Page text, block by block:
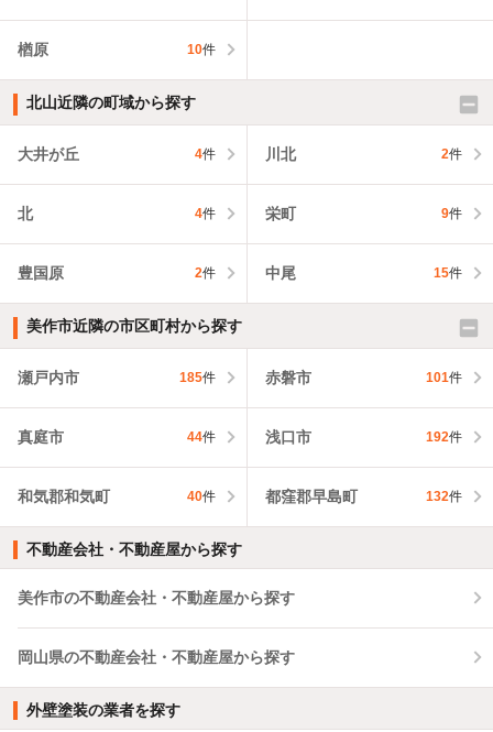
楢原 10件
北山近隣の町域から探す
大井が丘 4件 川北 2件
北 4件 栄町 9件
豊国原 2件 中尾 15件
美作市近隣の市区町村から探す
瀬戸内市 185件 赤磐市 101件
真庭市 44件 浅口市 192件
和気郡和気町 40件 都窪郡早島町 132件
不動産会社・不動産屋から探す
美作市の不動産会社・不動産屋から探す
岡山県の不動産会社・不動産屋から探す
外壁塗装の業者を探す